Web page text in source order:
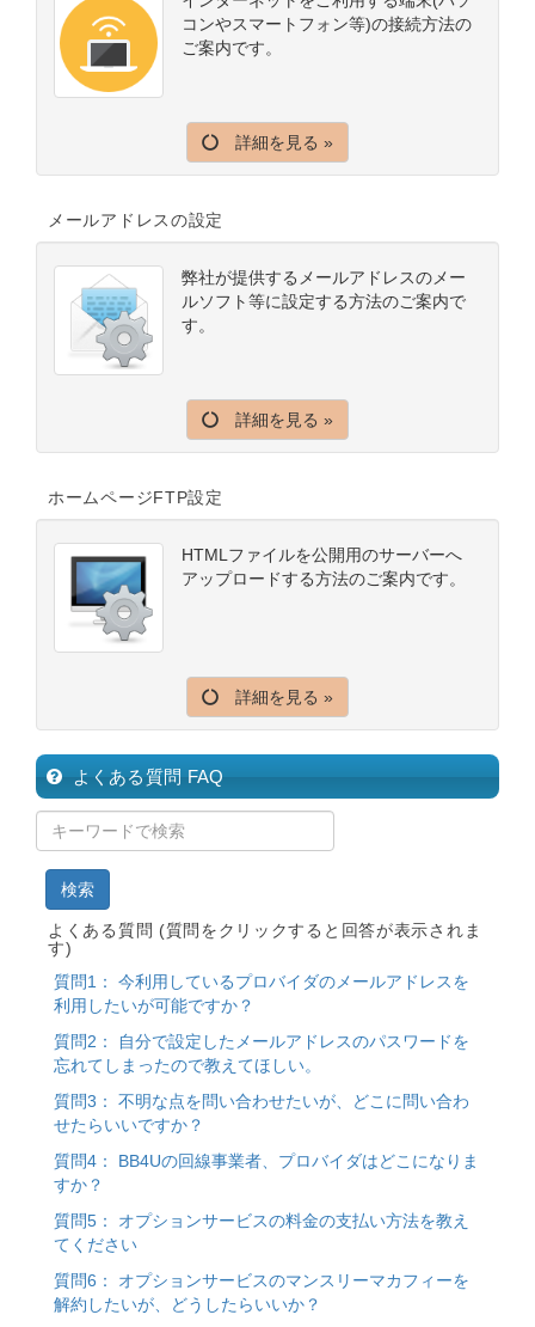
コンやスマートフォン等)の接続方法の
ご案内です。
詳細を見る »
メールアドレスの設定
弊社が提供するメールアドレスのメー
ルソフト等に設定する方法のご案内で
す。
詳細を見る »
ホームページFTP設定
HTMLファイルを公開用のサーバーへ
アップロードする方法のご案内です。
詳細を見る »
よくある質問 FAQ
検索
よくある質問 (質問をクリックすると回答が表示されま
す)
質問1： 今利用しているプロバイダのメールアドレスを
利用したいが可能ですか？
質問2： 自分で設定したメールアドレスのパスワードを
忘れてしまったので教えてほしい。
質問3： 不明な点を問い合わせたいが、どこに問い合わ
せたらいいですか？
質問4： BB4Uの回線事業者、プロバイダはどこになりま
すか？
質問5： オプションサービスの料金の支払い方法を教え
てください
質問6： オプションサービスのマンスリーマカフィーを
解約したいが、どうしたらいいか？